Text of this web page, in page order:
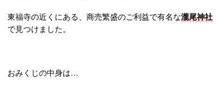
東福寺の近くにある、商売繁盛のご利益で有名な瀧尾神社
で見つけました。
おみくじの中身は…